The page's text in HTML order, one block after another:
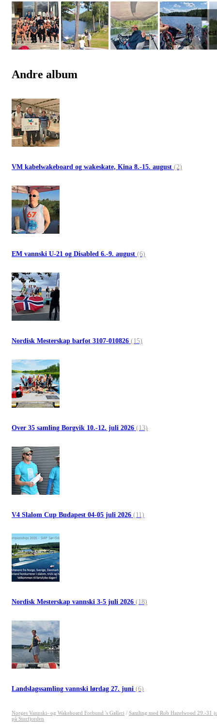
Andre album
VM kabelwakeboard og wakeskate, Kina 8.-15. august (2)
EM vannski U-21 og Disabled 6.-9. august (6)
Nordisk Mesterskap barfot 3107-010826 (15)
Over 35 samling Borgvik 10.-12. juli 2026 (13)
V4 Slalom Cup Budapest 04-05 juli 2026 (11)
Nordisk Mesterskap vannski 3-5 juli 2026 (18)
Landslagssamling vannski lørdag 27. juni (6)
Norges Vannski- og Wakeboard Forbund 's Galleri / Samling med Rob Hazelwood 29.-31
på Storfjorden